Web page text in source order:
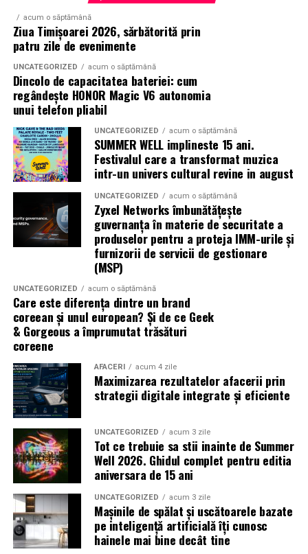
Pentru cei care vor să descopere mai mult decât
parfumul din sticlă, Oriflame a lansat și o serie
episoade disponibile pe YouTube, unde poate fi urmărit
întregul proces de creație, de la inspirație și alegerea
ingredientelor până la competiția dintre parfumieri.
Ce parfum alegi vara?Nu există un răspuns universal.
Dacă îți plac parfumurile proaspete, citrice și energice,
ingredientele precum lime-ul sunt alegerea ideală. Dacă
preferi aromele calde, exotice și cu personalitate, notele
de smochină, cocos și lemn de santal sunt perfecte
pentru serile de vară.
Indiferent de preferințe, sezonul cald este momentul
ideal să experimentezi și să descoperi parfumuri
inspirate din universul parfumeriei de nișă. Iar
ingredientele premium, creativitatea și accesibilitatea
pot exista în aceeași sticlă.
(Advertorial)
acum o săptămână
Ziua Timișoarei 2026, sărbătorită prin
patru zile de evenimente
UNCATEGORIZED acum o săptămână
Dincolo de capacitatea bateriei: cum
regândește HONOR Magic V6 autonomia
unui telefon pliabil
UNCATEGORIZED acum o săptămână
SUMMER WELL implineste 15 ani.
Festivalul care a transformat muzica
intr-un univers cultural revine in august
UNCATEGORIZED acum o săptămână
Zyxel Networks îmbunătățește
guvernanța în materie de securitate a
produselor pentru a proteja IMM-urile și
furnizorii de servicii de gestionare
(MSP)
UNCATEGORIZED acum o săptămână
Care este diferența dintre un brand
coreean și unul european? Și de ce Geek
& Gorgeous a împrumutat trăsături
coreene
AFACERI acum 4 zile
Maximizarea rezultatelor afacerii prin
strategii digitale integrate și eficiente
UNCATEGORIZED acum 3 zile
Tot ce trebuie sa stii inainte de Summer
Well 2026. Ghidul complet pentru editia
aniversara de 15 ani
UNCATEGORIZED acum 3 zile
Mașinile de spălat și uscătoarele bazate
pe inteligență artificială îți cunosc
hainele mai bine decât tine